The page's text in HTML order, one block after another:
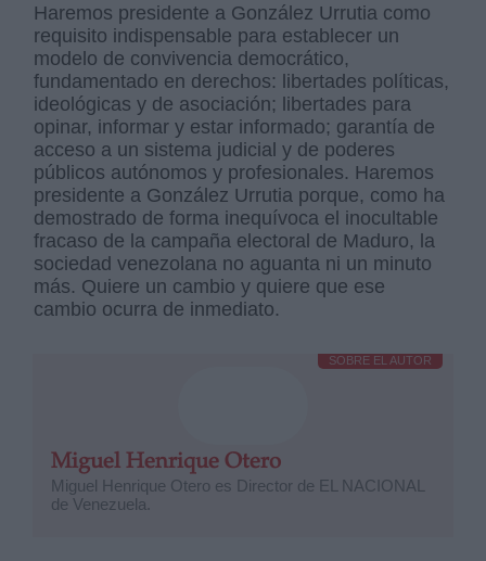
Haremos presidente a González Urrutia como
requisito indispensable para establecer un
modelo de convivencia democrático,
fundamentado en derechos: libertades políticas,
ideológicas y de asociación; libertades para
opinar, informar y estar informado; garantía de
acceso a un sistema judicial y de poderes
públicos autónomos y profesionales. Haremos
presidente a González Urrutia porque, como ha
demostrado de forma inequívoca el inocultable
fracaso de la campaña electoral de Maduro, la
sociedad venezolana no aguanta ni un minuto
más. Quiere un cambio y quiere que ese
cambio ocurra de inmediato.
SOBRE EL AUTOR
Miguel Henrique Otero
Miguel Henrique Otero es Director de EL NACIONAL
de Venezuela.